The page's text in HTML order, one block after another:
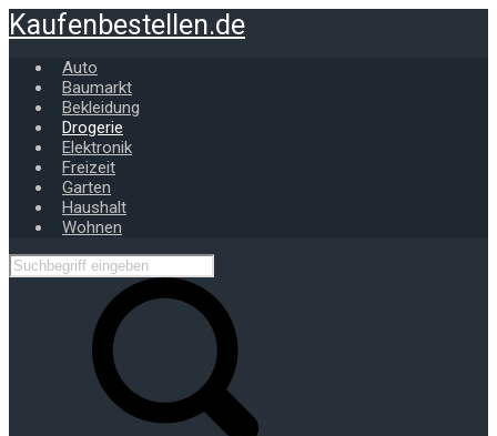
Zum
Hauptinhalt
springen
Kaufenbestellen.de
Auto
Baumarkt
Bekleidung
Drogerie
Elektronik
Freizeit
Garten
Haushalt
Wohnen